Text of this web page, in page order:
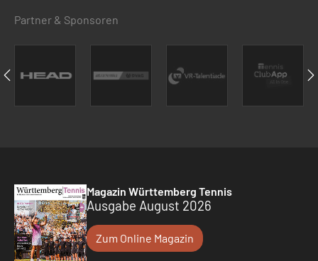
Partner & Sponsoren
Magazin Württemberg Tennis
Ausgabe August 2026
Zum Online Magazin